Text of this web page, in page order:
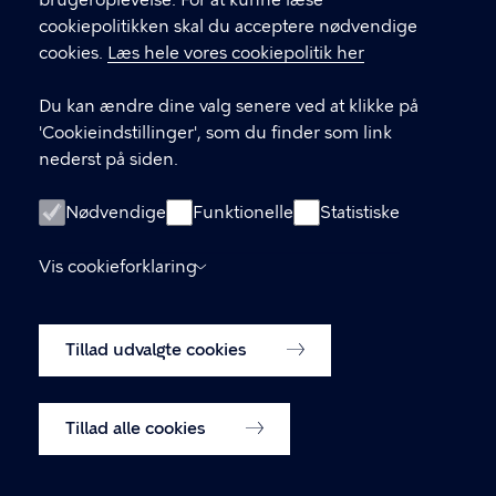
cookiepolitikken skal du acceptere nødvendige
cookies. Læs hele vores cookiepolitik her
Du kan ændre dine valg senere ved at klikke på
'Cookieindstillinger', som du finder som link
nederst på siden.
Nødvendige Funktionelle Statistiske
Vis cookieforklaring
Tillad udvalgte cookies
Tillad alle cookies
GENVEJE
Digital Post
Databeskyttelse
Tilgængelighedserklæring
Om hjemmesiden
Cookiepolitik